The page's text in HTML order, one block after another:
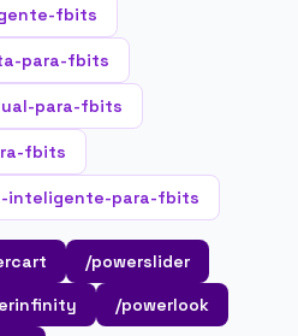
fbits
para-fbits
para-fbits
fbits
inteligente-para-fbits
/powerslider
/powerlook